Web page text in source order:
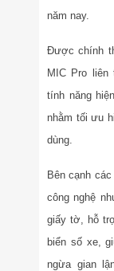
năm nay.
Được chính
MIC Pro
tính năng
nhằm tối ưu
dùng.
Bên cạnh
công nghệ
giấy tờ, hỗ
biển số xe,
ngừa gian